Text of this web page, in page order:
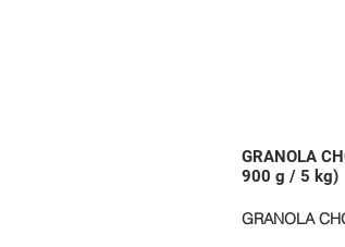
GRANOLA
900 g / 5 kg)
GRANOLA